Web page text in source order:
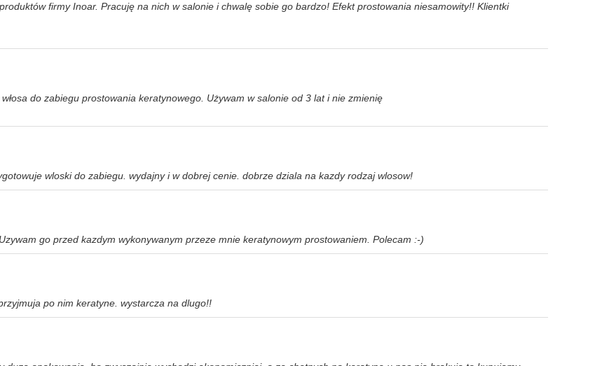
firmy Inoar. Pracuję na nich w salonie i chwalę sobie go bardzo! Efekt prostowania niesamowity!! Klientki
do zabiegu prostowania keratynowego. Używam w salonie od 3 lat i nie zmienię
wloski do zabiegu. wydajny i w dobrej cenie. dobrze dziala na kazdy rodzaj wlosow!
go przed kazdym wykonywanym przeze mnie keratynowym prostowaniem. Polecam :-)
po nim keratyne. wystarcza na dlugo!!